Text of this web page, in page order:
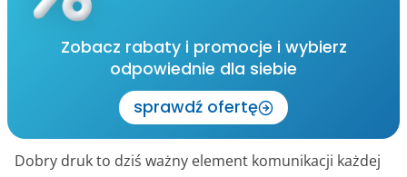
Zobacz rabaty i promocje i wybierz
odpowiednie dla siebie
sprawdź ofertę
Dobry druk to dziś ważny element komunikacji każdej